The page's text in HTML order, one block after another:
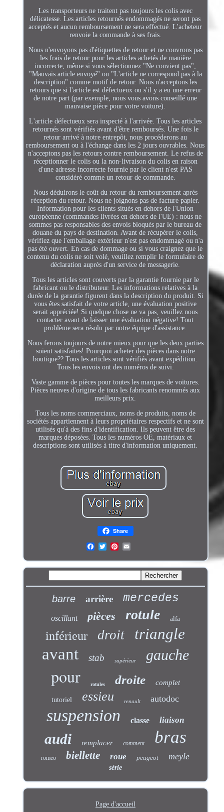
Les transporteurs ne traitent pas toujours les colis avec
délicatesse. Les articles retournés endommagés ne seront pas
acceptés et aucun remboursement ne sera effectué. L'acheteur
renvoie la commande à ses frais.
Nous n'envoyons pas d'étiquettes de retour et ne couvrons pas
les frais de retour pour les articles achetés de manière
incorrecte, même si vous sélectionnez "Ne convient pas",
"Mauvais article envoyé" ou "L'article ne correspond pas à la
description" comme motif de retour. Nous n'acceptons les
retours que si l'article est défectueux ou s'il y a eu une erreur
de notre part (par exemple, nous vous avons conseillé une
mauvaise pièce pour votre voiture).
L'article défectueux sera inspecté à l'arrivée. Tous les articles
retournés sont vérifiés avant d'être remboursés. Une fois le
retour arrivé à notre entrepôt, nous procéderons au
remboursement ou à l'échange dans les 2 jours ouvrables. Nous
n'acceptons pas les retours contre remboursement. Le refus de
réceptionner le colis ou la non-livraison du colis en raison
d'une adresse incorrecte fournie par le client n'est PAS
considéré comme un retour de commande.
Nous déduirons le coût du retour du remboursement après
réception du retour. Nous ne joignons pas de facture papier.
Information pour les clients situés en dehors de l'Union
européenne (commandes livrées en dehors de l'UE) : nous ne
sommes pas responsables des envois bloqués par le bureau de
douane du pays de destination. Avant de récupérer le colis,
vérifiez que l'emballage extérieur n'est pas endommagé ou n'a
pas été ouvert. En cas de dommage ou si vous craignez que le
contenu du colis ne soit volé, veuillez remplir le formulaire de
déclaration auprès d'un service de messagerie.
Tous les articles sont couverts par la garantie fournie par le
fabricant ou le distributeur. Les informations relatives à la
durée de la garantie figurent dans la description du produit. Si
vous êtes satisfait de votre article, une évaluation positive
serait appréciée! Si quelque chose ne va pas, veuillez nous
contacter avant de laisser une évaluation négative! Tout
problème sera résolu par notre équipe d'assistance.
Nous ferons toujours de notre mieux pour que les deux parties
soient satisfaites! Pourquoi acheter des pièces dans notre
boutique?? Tous les articles sont vérifiés avant expédition.
Tous les envois ont des numéros de suivi.
Vaste gamme de pièces pour toutes les marques de voitures.
Pièces neuves d'origine de tous les fabricants renommés aux
meilleurs prix.
Tous les noms commerciaux, noms de produits, noms de
sociétés appartiennent à leurs propriétaires respectifs et ne sont
utilisés qu'à des fins d'identification. Ils peuvent être des
marques déposées. Tous les numéros OE, matériaux et
descriptions sont utilisés à titre d'information uniquement.
Share
barre arrière mercedes
oscillant pièces rotule alfa
inférieur droit triangle
avant stab supérieur gauche
pour rotules droite complet
tutoriel essieu renault autodoc
suspension classe liaison
audi remplacer comment bras
romeo biellette roue peugeot meyle
série
Page d'accueil